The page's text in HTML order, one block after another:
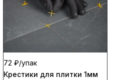
72 ₽/упак
Крестики для плитки 1мм